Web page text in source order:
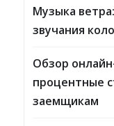
Музыка
звучания
Обзор
процентные
заемщикам